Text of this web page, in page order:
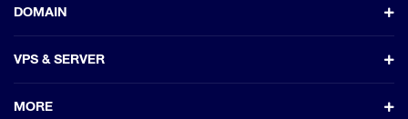
DOMAIN
VPS & SERVER
MORE